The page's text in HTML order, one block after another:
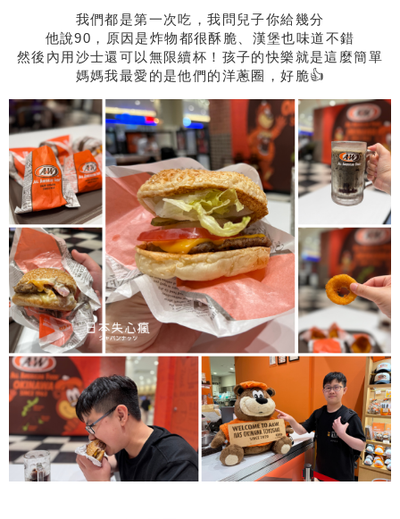
我們都是第一次吃，我問兒子你給幾分
他說90，原因是炸物都很酥脆、漢堡也味道不錯
然後內用沙士還可以無限續杯！孩子的快樂就是這麼簡單
媽媽我最愛的是他們的洋蔥圈，好脆👍